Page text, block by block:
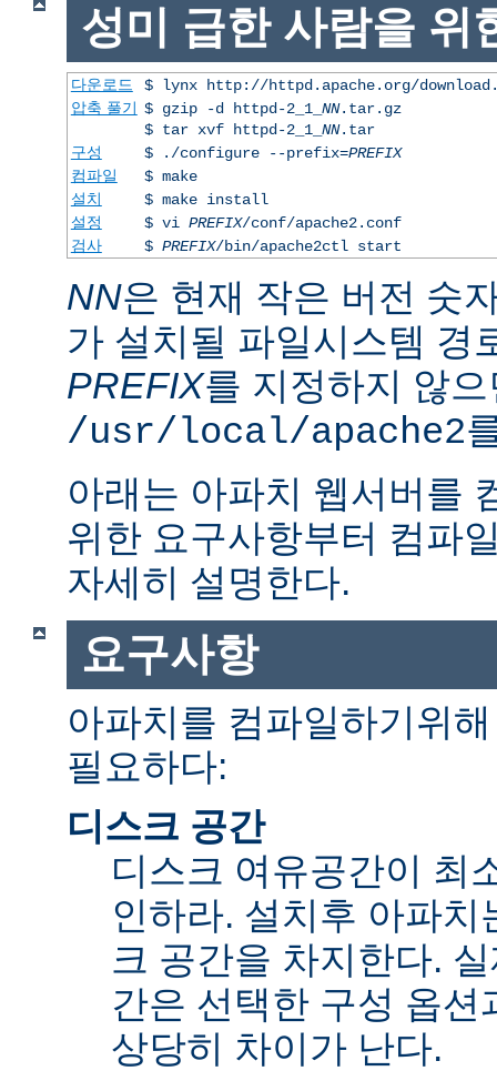
성미 급한 사람을 위
다운로드
$ lynx http://httpd.apache.org/
압축 풀기 $ gzip -d httpd-2_1_ NN.tar.gz
$ tar xvf httpd-2_1_ NN.tar
구성
$ ./configure --prefix=PREFIX
컴파일
$ make
설치
$ make install
설정
$ vi PREFIX/conf/apache2.conf
검사
$ PREFIX/bin/apache2ctl start
NN은 현재 작은 버전 숫
가 설치될 파일시스템 경
PREFIX를 지정하지 않
/usr/local/apache2
아래는 아파치 웹서버를
위한 요구사항부터 컴파
자세히 설명한다.
요구사항
아파치를 컴파일하기위
필요하다:
디스크 공간
디스크 여유공간이 최
인하라. 설치후 아파
크 공간을 차지한다.
간은 선택한 구성 옵
상당히 차이가 난다.